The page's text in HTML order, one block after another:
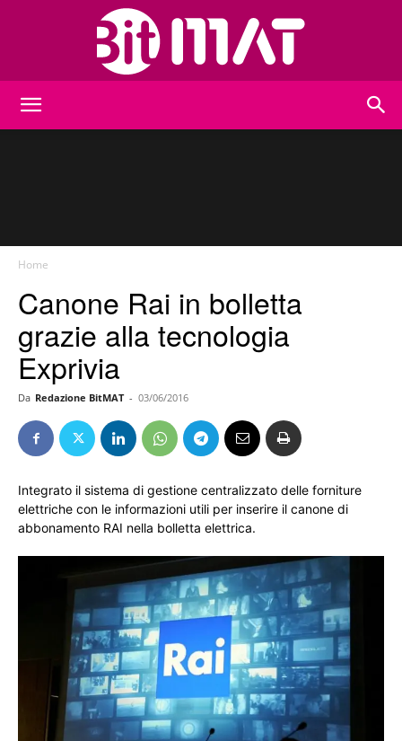
Home
Canone Rai in bolletta
grazie alla tecnologia
Exprivia
Da Redazione BitMAT - 03/06/2016
Integrato il sistema di gestione centralizzato delle forniture
elettriche con le informazioni utili per inserire il canone di
abbonamento RAI nella bolletta elettrica.